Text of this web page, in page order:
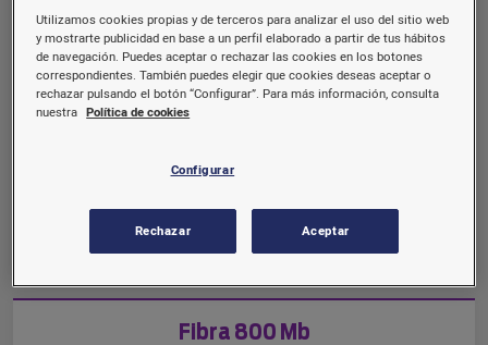
6 meses de permanencia
16,94
Router con wifi 6
Fibra 800 Mb
Utilizamos cookies propias y de terceros para analizar el uso del sitio web
y mostrarte publicidad en base a un perfil elaborado a partir de tus hábitos
de navegación. Puedes aceptar o rechazar las cookies en los botones
correspondientes. También puedes elegir que cookies deseas aceptar o
rechazar pulsando el botón “Configurar”. Para más información, consulta
nuestra Política de cookies
Configurar
Rechazar Aceptar